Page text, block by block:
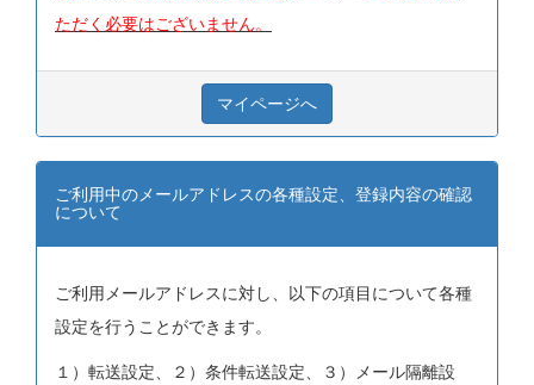
ただく必要はございません。
マイページへ
ご利用中のメールアドレスの各種設定、登録内容の確認
について
ご利用メールアドレスに対し、以下の項目について各種
設定を行うことができます。
１）転送設定、２）条件転送設定、３）メール隔離設